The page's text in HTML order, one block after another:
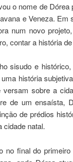
o nome de
e Veneza. Em
num novo
contar a história
sisudo e
história
sobre a
de um ensaísta,
de prédios
cidade natal.
no final do